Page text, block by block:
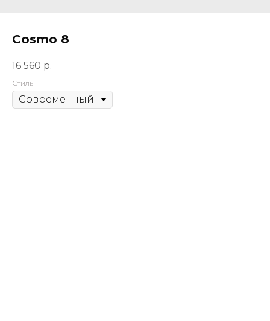
Cosmo 8
16 560 р.
Стиль